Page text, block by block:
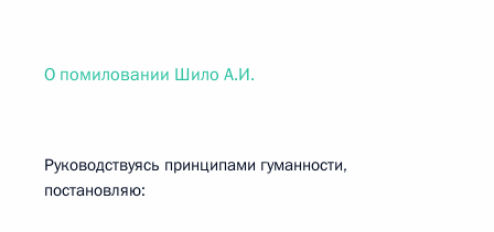
О помиловании Шило А.И.
Руководствуясь принципами гуманности,
постановляю: